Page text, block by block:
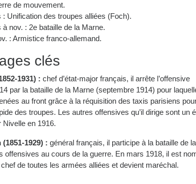
de mouvement.
: Unification des troupes alliées (Foch).
à nov. : 2e bataille de la Marne.
: Armistice franco-allemand.
clés
1931) : chef d’état-major français, il arrête l’offensive
par la bataille de la Marne (septembre 1914) pour
au front grâce à la réquisition des taxis parisiens
des troupes. Les autres offensives qu’il dirige sont un
en 1916.
1929) : général français, il participe à la bataille de
offensives au cours de la guerre. En mars 1918, il est
de toutes les armées alliées et devient maréchal.